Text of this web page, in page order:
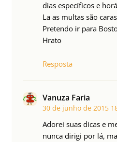
dias específicos e
La as multas são
Pretendo ir para
Hrato
Resposta
Vanuza Faria
30 de junho de 2015
Adorei suas dicas e
nunca dirigi por lá,